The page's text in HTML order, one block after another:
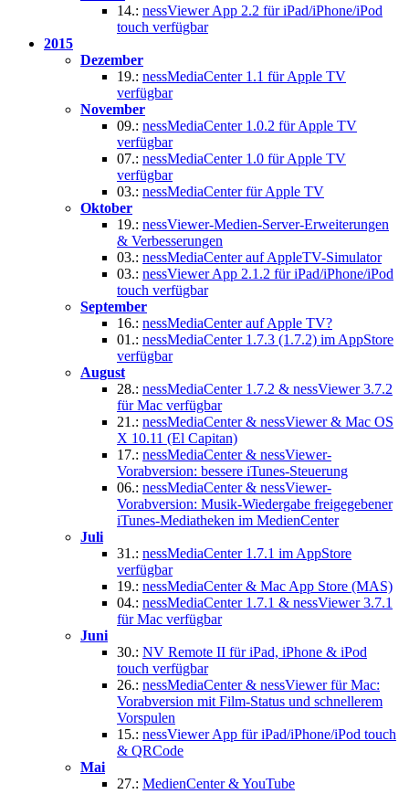
14.: nessViewer App 2.2 für iPad/iPhone/iPod
touch verfügbar
2015
Dezember
19.: nessMediaCenter 1.1 für Apple TV
verfügbar
November
09.: nessMediaCenter 1.0.2 für Apple TV
verfügbar
07.: nessMediaCenter 1.0 für Apple TV
verfügbar
03.: nessMediaCenter für Apple TV
Oktober
19.: nessViewer-Medien-Server-Erweiterungen
& Verbesserungen
03.: nessMediaCenter auf AppleTV-Simulator
03.: nessViewer App 2.1.2 für iPad/iPhone/iPod
touch verfügbar
September
16.: nessMediaCenter auf Apple TV?
01.: nessMediaCenter 1.7.3 (1.7.2) im AppStore
verfügbar
August
28.: nessMediaCenter 1.7.2 & nessViewer 3.7.2
für Mac verfügbar
21.: nessMediaCenter & nessViewer & Mac OS
X 10.11 (El Capitan)
17.: nessMediaCenter & nessViewer-
Vorabversion: bessere iTunes-Steuerung
06.: nessMediaCenter & nessViewer-
Vorabversion: Musik-Wiedergabe freigegebener
iTunes-Mediatheken im MedienCenter
Juli
31.: nessMediaCenter 1.7.1 im AppStore
verfügbar
19.: nessMediaCenter & Mac App Store (MAS)
04.: nessMediaCenter 1.7.1 & nessViewer 3.7.1
für Mac verfügbar
Juni
30.: NV Remote II für iPad, iPhone & iPod
touch verfügbar
26.: nessMediaCenter & nessViewer für Mac:
Vorabversion mit Film-Status und schnellerem
Vorspulen
15.: nessViewer App für iPad/iPhone/iPod touch
& QRCode
Mai
27.: MedienCenter & YouTube